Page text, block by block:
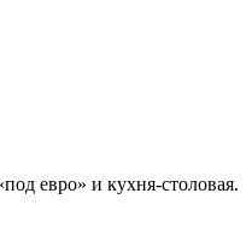
евро» и кухня-столовая.